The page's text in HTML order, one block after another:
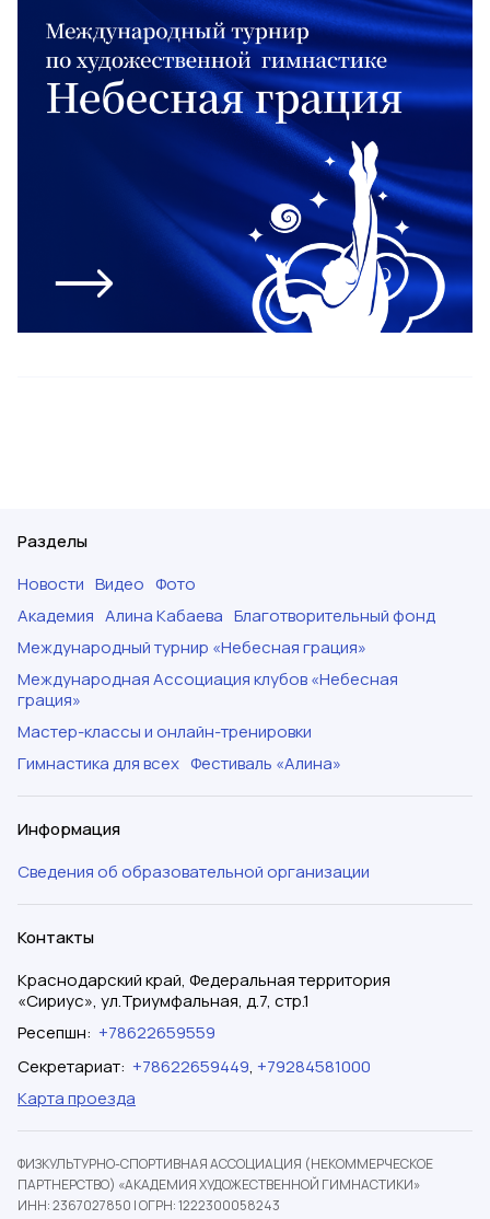
Разделы
Новости Видео Фото
Академия Алина Кабаева Благотворительный фонд
Международный турнир «Небесная грация»
Международная Ассоциация клубов «Небесная
грация»
Мастер-классы и онлайн-тренировки
Гимнастика для всех Фестиваль «Алина»
Информация
Сведения об образовательной организации
Контакты
Краснодарский край, Федеральная территория
«Сириус», ул.Триумфальная, д.7, стр.1
Ресепшн: +78622659559
Секретариат: +78622659449, +79284581000
Карта проезда
ФИЗКУЛЬТУРНО-СПОРТИВНАЯ АССОЦИАЦИЯ (НЕКОММЕРЧЕСКОЕ
ПАРТНЕРСТВО) «АКАДЕМИЯ ХУДОЖЕСТВЕННОЙ ГИМНАСТИКИ»
ИНН: 2367027850 |ОГРН: 1222300058243